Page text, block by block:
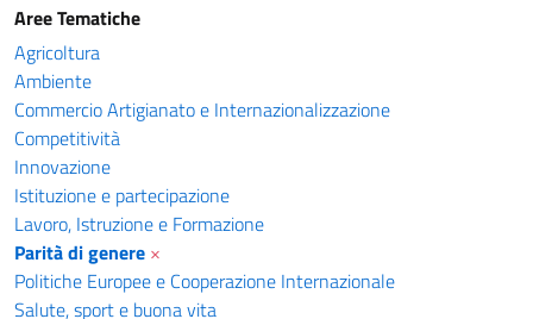
Catalogo bandi - Servizi Digitali Regione
Aree Tematiche
Agricoltura
Ambiente
Commercio Artigianato e Internazionalizzazione
Competitività
Innovazione
Istituzione e partecipazione
Lavoro, Istruzione e Formazione
Parità di genere ×
Politiche Europee e Cooperazione Internazionale
Salute, sport e buona vita